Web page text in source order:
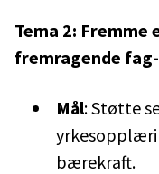
Tema 2:
fremragende
Mål: Støtte
bærekraft.